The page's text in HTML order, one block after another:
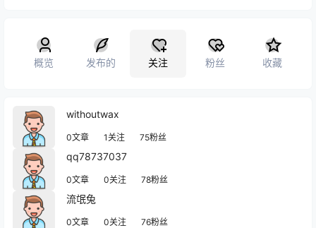
概览 发布的 关注 粉丝 收藏
withoutwax
0文章 1关注 75粉丝
qq78737037
0文章 0关注 78粉丝
流氓兔
0文章 0关注 76粉丝